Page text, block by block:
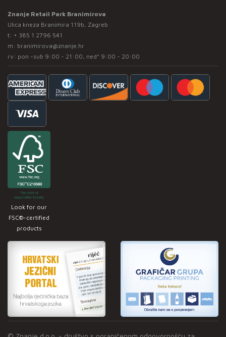
Znanje Retail Park Branimirova
Ulica kneza Branimira 119b, Zagreb
t: + 385 1 2796 541
m: branimirova@znanje.hr
rv: pon -sub 9:00 - 21:00, ned* 9:00 - 20:00
Look for our
FSC®-certified
products